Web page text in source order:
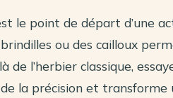
le point de départ d’une
ou des cailloux
de l’herbier classique,
la précision et transforme